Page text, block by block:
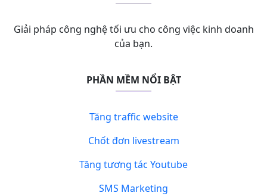
Giải pháp công nghệ tối ưu cho công việc kinh doanh
của bạn.
PHẦN MỀM NỔI BẬT
Tăng traffic website
Chốt đơn livestream
Tăng tương tác Youtube
SMS Marketing